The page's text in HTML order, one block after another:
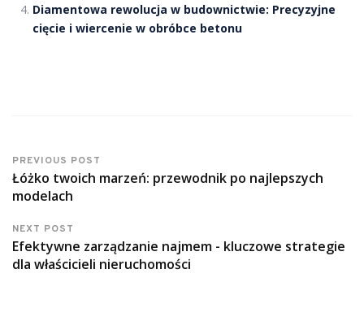
Diamentowa rewolucja w budownictwie: Precyzyjne
cięcie i wiercenie w obróbce betonu
PREVIOUS POST
Łóżko twoich marzeń: przewodnik po najlepszych
modelach
NEXT POST
Efektywne zarządzanie najmem - kluczowe strategie
dla właścicieli nieruchomości